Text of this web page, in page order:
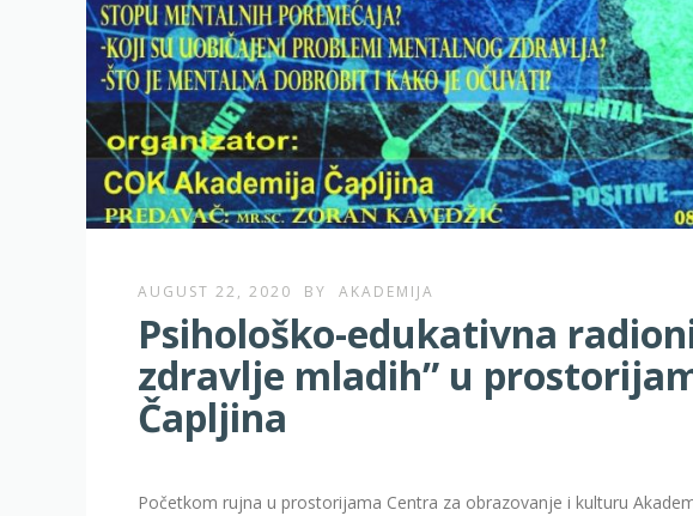
AUGUST 22, 2020 BY AKADEMIJA
Psihološko-edukativna
zdravlje mladih” u
Čapljina
Početkom rujna u prostorijama Centra za obrazovanje i kulturu